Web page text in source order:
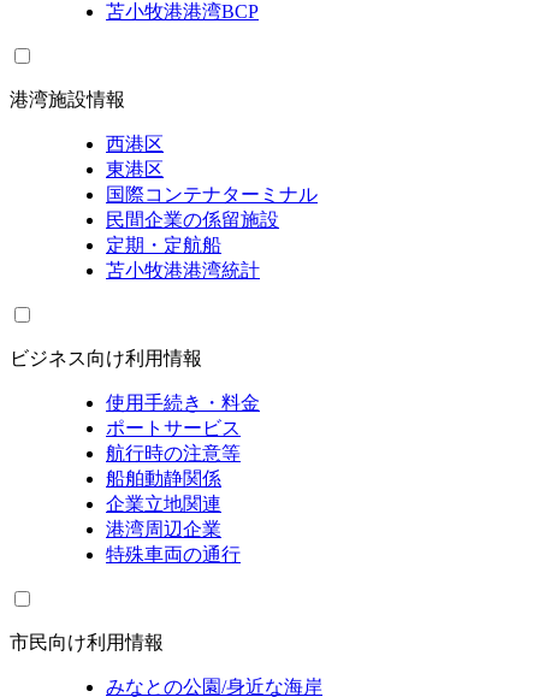
苫小牧港港湾BCP
港湾施設情報
西港区
東港区
国際コンテナターミナル
民間企業の係留施設
定期・定航船
苫小牧港港湾統計
ビジネス向け利用情報
使用手続き・料金
ポートサービス
航行時の注意等
船舶動静関係
企業立地関連
港湾周辺企業
特殊車両の通行
市民向け利用情報
みなとの公園/身近な海岸